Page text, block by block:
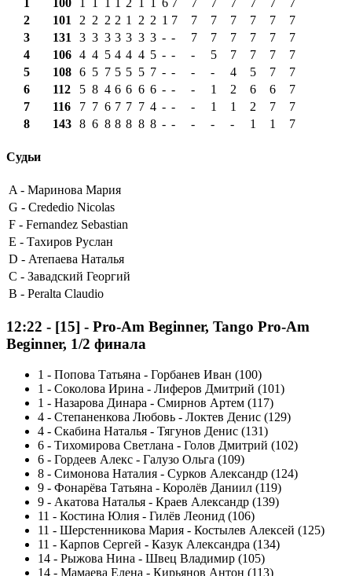
2
101 2 2 2 2 1 2 2 1 7 7 7 7 7 7
7
3
131 3 3 3 3 3 3 3 - - 7 7 7 7 7
7
4
106 4 4 5 4 4 4 5 - - - 5 7 7 7
7
5
108 6 5 7 5 5 5 7 - - - - 4 5 7
7
6
112 5 8 4 6 6 6 6 - - - 1 2 6 6
7
7
116 7 7 6 7 7 7 4 - - - 1 1 2 7
7
8
143 8 6 8 8 8 8 8 - - - - - 1 1 7
Судьи
A - Маринова Мария
G - Crededio Nicolas
F - Fernandez Sebastian
E - Тахиров Руслан
D - Атепаева Наталья
C - Завадский Георгий
B - Peralta Claudio
12:22 - [15] - Pro-Am Beginner, Tango Pro-Am
Beginner, 1/2 финала
1 - Попова Татьяна - Горбанев Иван (100)
1 - Соколова Ирина - Лиферов Дмитрий (101)
1 - Назарова Динара - Смирнов Артем (117)
4 - Степаненкова Любовь - Локтев Денис (129)
4 - Скабина Наталья - Тягунов Денис (131)
6 - Тихомирова Светлана - Голов Дмитрий (102)
6 - Гордеев Алекс - Галузо Ольга (109)
8 - Симонова Наталия - Сурков Александр (124)
9 - Фонарёва Татьяна - Королёв Даниил (119)
9 - Акатова Наталья - Краев Александр (139)
11 - Костина Юлия - Гилёв Леонид (106)
11 - Шерстенникова Мария - Костылев Алексей (125)
11 - Карпов Сергей - Казук Александра (134)
14 - Рыжова Нина - Швец Владимир (105)
14 - Мамаева Елена - Кирьянов Антон (113)